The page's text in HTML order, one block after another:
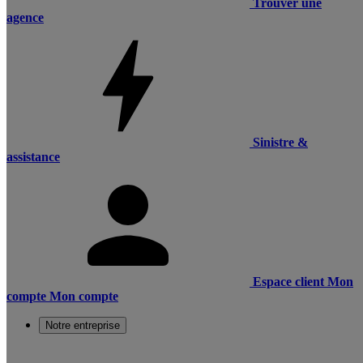
Trouver une
agence
Sinistre &
assistance
Espace client Mon
compte Mon compte
Notre entreprise